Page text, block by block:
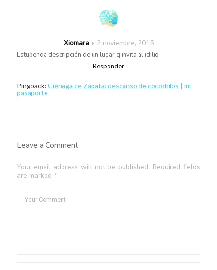
Xiomara 2 noviembre, 2015
Estupenda descripción de un lugar q invita al idilio
Responder
Pingback: Ciénaga de Zapata: descanso de cocodrilos | mi
pasaporte
Leave a Comment
Your email address will not be published. Required fields
are marked *